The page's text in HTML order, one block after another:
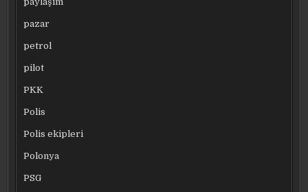
pazar
petrol
pilot
PKK
Polis
Polis ekipleri
Polonya
PSG